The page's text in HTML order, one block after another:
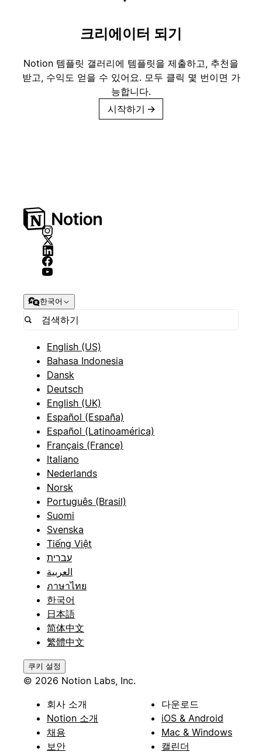
크리에이터 되기
Notion 템플릿 갤러리에 템플릿을 제출하고, 추천을
받고, 수익도 얻을 수 있어요. 모두 클릭 몇 번이면 가
능합니다.
시작하기 →
한국어
English (US)
Bahasa Indonesia
Dansk
Deutsch
English (UK)
Español (España)
Español (Latinoamérica)
Français (France)
Italiano
Nederlands
Norsk
Português (Brasil)
Suomi
Svenska
Tiếng Việt
עברית
العربية
ภาษาไทย
한국어
日本語
简体中文
繁體中文
쿠키 설정
© 2026 Notion Labs, Inc.
회사 소개
Notion 소개
채용
보안
다운로드
iOS & Android
Mac & Windows
캘린더